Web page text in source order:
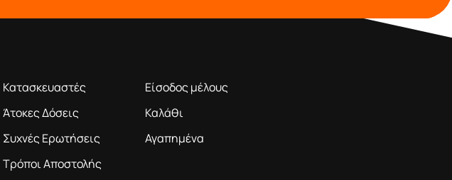
Κατασκευαστές
Άτοκες Δόσεις
Συχνές Ερωτήσεις
Τρόποι Αποστολής
Είσοδος μέλους
Καλάθι
Αγαπημένα